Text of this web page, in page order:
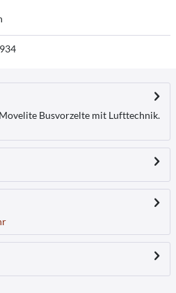
Busvorzelte mit Lufttechnik.